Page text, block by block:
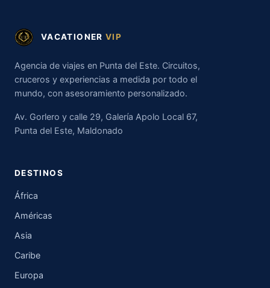
VACATIONER VIP
Agencia de viajes en Punta del Este. Circuitos,
cruceros y experiencias a medida por todo el
mundo, con asesoramiento personalizado.
Av. Gorlero y calle 29, Galería Apolo Local 67,
Punta del Este, Maldonado
DESTINOS
África
Américas
Asia
Caribe
Europa